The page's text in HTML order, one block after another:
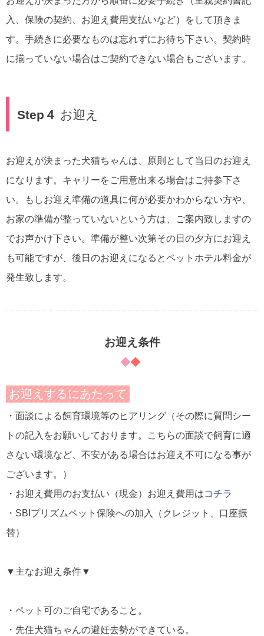
入、保険の契約、お迎え費用支払いなど）をして頂きま
す。手続きに必要なものは忘れずにお待ち下さい。契約時
に揃っていない場合はご契約できない場合もございます。
Step４ お迎え
お迎えが決まった犬猫ちゃんは、原則として当日のお迎え
になります。キャリーをご用意出来る場合はご持参下さ
い。もしお迎え準備の道具に何が必要かわからない方や、
お家の準備が整っていないという方は、ご案内致しますの
でお声かけ下さい。準備が整い次第その日の夕方にお迎え
も可能ですが、後日のお迎えになるとペットホテル料金が
発生致します。
お迎え条件
お迎えするにあたって
・面談による飼育環境等のヒアリング（その際に質問シー
トの記入をお願いしております。こちらの面談で飼育に適
さない環境など、不安がある場合はお迎え不可になる事が
ございます。）
・お迎え費用のお支払い（現金） お迎え費用はコチラ
・SBIプリズムペット保険への加入（クレジット、口座振
替）
▼主なお迎え条件▼
・ペット可のご自宅であること。
・先住犬猫ちゃんの避妊去勢ができている。